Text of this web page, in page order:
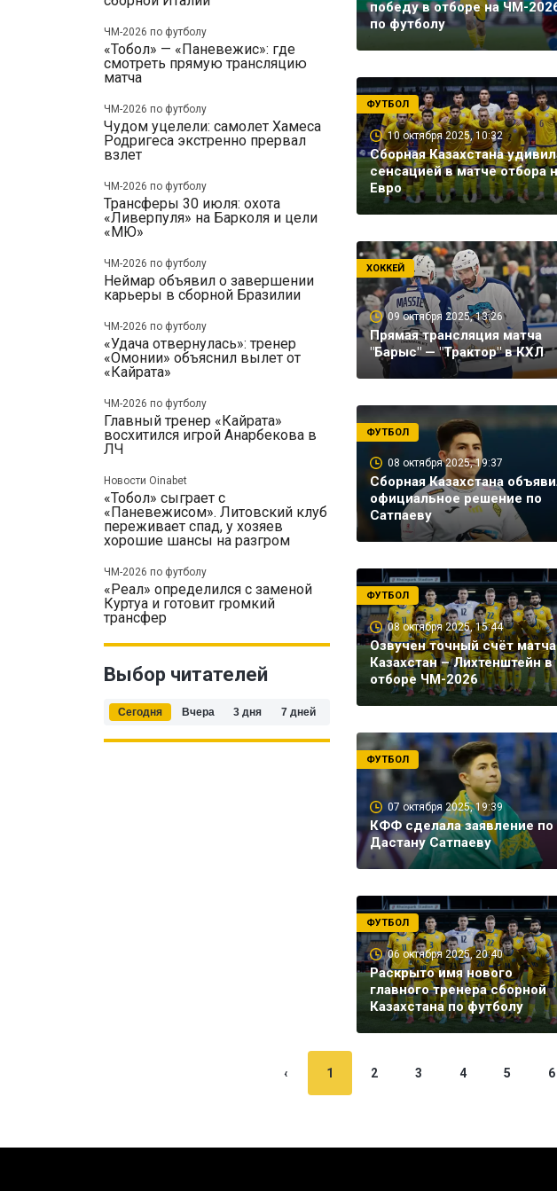
ЧМ-2026 по футболу
«Тобол» — «Паневежис»: где
смотреть прямую трансляцию
матча
ЧМ-2026 по футболу
Чудом уцелели: самолет Хамеса
Родригеса экстренно прервал
взлет
ЧМ-2026 по футболу
Трансферы 30 июля: охота
«Ливерпуля» на Барколя и цели
«МЮ»
ЧМ-2026 по футболу
Неймар объявил о завершении
карьеры в сборной Бразилии
ЧМ-2026 по футболу
«Удача отвернулась»: тренер
«Омонии» объяснил вылет от
«Кайрата»
ЧМ-2026 по футболу
Главный тренер «Кайрата»
восхитился игрой Анарбекова в
ЛЧ
Новости Oinabet
«Тобол» сыграет с
«Паневежисом». Литовский клуб
переживает спад, у хозяев
хорошие шансы на разгром
ЧМ-2026 по футболу
«Реал» определился с заменой
Куртуа и готовит громкий
трансфер
Выбор читателей
Сегодня Вчера 3 дня 7 дней
победу в отборе на ЧМ-
по футболу
10 октября 2025, 10:32
Сборная Казахстана
сенсацией в матче отбора
Евро
ФУТБОЛ
09 октября 2025, 13:26
Прямая трансляция матча
"Барыс" — "Трактор" в КХЛ
ХОККЕЙ
08 октября 2025, 19:37
Сборная Казахстана
официальное решение по
Сатпаеву
ФУТБОЛ
08 октября 2025, 15:44
Озвучен точный счёт матча
Казахстан – Лихтенштейн в
отборе ЧМ-2026
ФУТБОЛ
07 октября 2025, 19:39
КФФ сделала заявление по
Дастану Сатпаеву
ФУТБОЛ
06 октября 2025, 20:40
Раскрыто имя нового
главного тренера сборной
Казахстана по футболу
ФУТБОЛ
‹ 1 2 3 4 5 6